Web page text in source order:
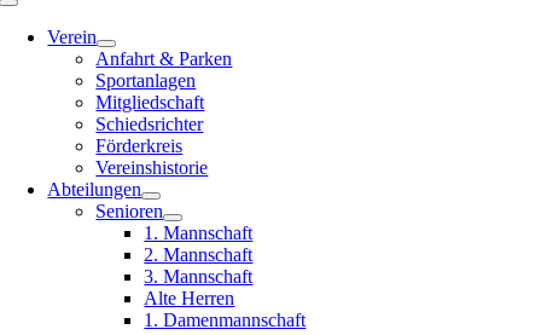
Toggle
NavigationVerein
Anfahrt & Parken
Sportanlagen
Mitgliedschaft
Schiedsrichter
Förderkreis
Vereinshistorie
Abteilungen
Senioren
1. Mannschaft
2. Mannschaft
3. Mannschaft
Alte Herren
1. Damenmannschaft